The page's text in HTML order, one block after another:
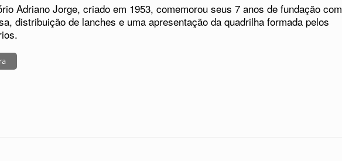
Adriano Jorge, criado em 1953, comemorou seus 7 anos de fundação com
distribuição de lanches e uma apresentação da quadrilha formada pelos